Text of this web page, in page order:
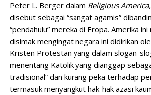
Peter L. Berger dalam Religious
disebut sebagai “sangat agamis”
“pendahulu” mereka di Eropa. Amerika
disimak mengingat negara ini didirikan
Kristen Protestan yang dalam slogan-
menentang Katolik yang dianggap
tradisional” dan kurang peka terhadap
termasuk menyangkut hak-hak azasi